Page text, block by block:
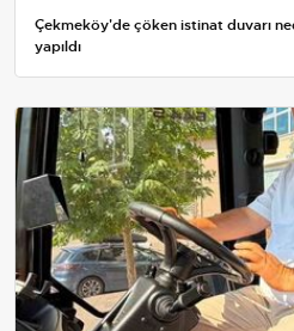
Çekmeköy'de çöken istinat duvarı
yapıldı